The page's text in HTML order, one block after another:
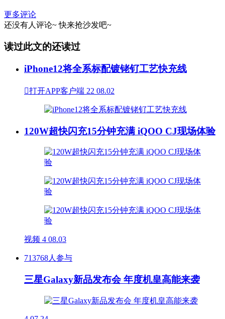
更多评论
还没有人评论~ 快来抢沙发吧~
读过此文的还读过
iPhone12将全系标配镀铑钌工艺快充线
打开APP客户端 22 08.02
120W超快闪充15分钟充满 iQOO CJ现场体验
视频 4 08.03
713768人参与
三星Galaxy新品发布会 年度机皇高能来袭